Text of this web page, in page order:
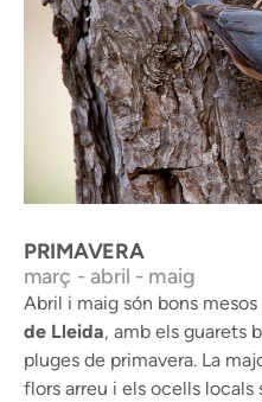
PRIMAVERA
març - abril - maig
Abril i maig són bons
de Lleida, amb els guarets
pluges de primavera. La
flors arreu i els ocells locals